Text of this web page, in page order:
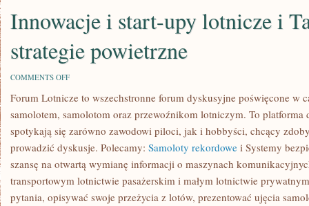
Innowacje i start-upy lotnicze i
strategie powietrzne
COMMENTS OFFON
I
UPY
LOTNICZE
TAKTYKA
STRATEGIE
POWIETRZNE
Forum Lotnicze to wszechstronne forum dyskusyjne poświęcone w
samolotem, samolotom oraz przewoźnikom lotniczym. To platforma
spotykają się zarówno zawodowi piloci, jak i hobbyści, chcący
prowadzić dyskusje. Polecamy: Samoloty rekordowe i Systemy
szansę na otwartą wymianę informacji o maszynach
transportowym lotnictwie pasażerskim i małym lotnictwie
pytania, opisywać swoje przeżycia z lotów, prezentować ujęcia